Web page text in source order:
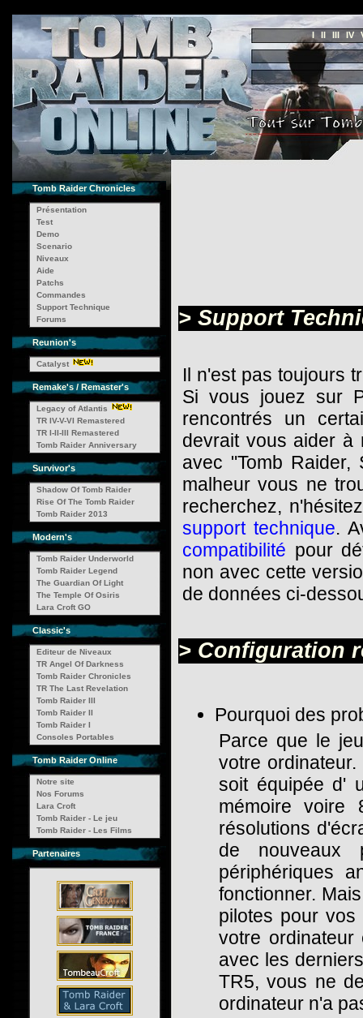
I II III IV
Tomb Raider Chronicles
Présentation
Test
Demo
Scenario
Niveaux
Aide
Patchs
Commandes
Support Technique
Forums
Reunion's
Catalyst
Remake's / Remaster's
Legacy of Atlantis
TR IV-V-VI Remastered
TR I-II-III Remastered
Tomb Raider Anniversary
Survivor's
Shadow Of Tomb Raider
Rise Of The Tomb Raider
Tomb Raider 2013
Modern's
Tomb Raider Underworld
Tomb Raider Legend
The Guardian Of Light
The Temple Of Osiris
Lara Croft GO
Classic's
Editeur de Niveaux
TR Angel Of Darkness
Tomb Raider Chronicles
TR The Last Revelation
Tomb Raider III
Tomb Raider II
Tomb Raider I
Consoles Portables
Tomb Raider Online
Notre site
Nos Forums
Lara Croft
Tomb Raider - Le jeu
Tomb Raider - Les Films
Partenaires
> Support
Il n'est pas toujours
Si vous jouez sur
rencontrés un
devrait vous aider à
avec "Tomb
malheur vous ne
recherchez,
support technique.
compatibilité pour
non avec cette
de données ci-
> Configuration
Pourquoi des
Parce que le
votre
soit équipée d'
mémoire
résolutions
de nouveaux
périphériques
fonctionner.
pilotes pour
votre ordinateur
avec les
TR5, vous ne
ordinateur n'a